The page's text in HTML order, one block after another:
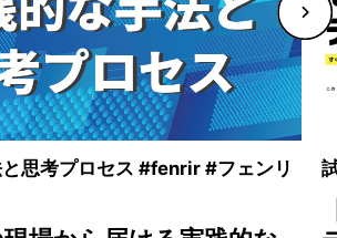
思考プロセス #fenrir #フェンリ